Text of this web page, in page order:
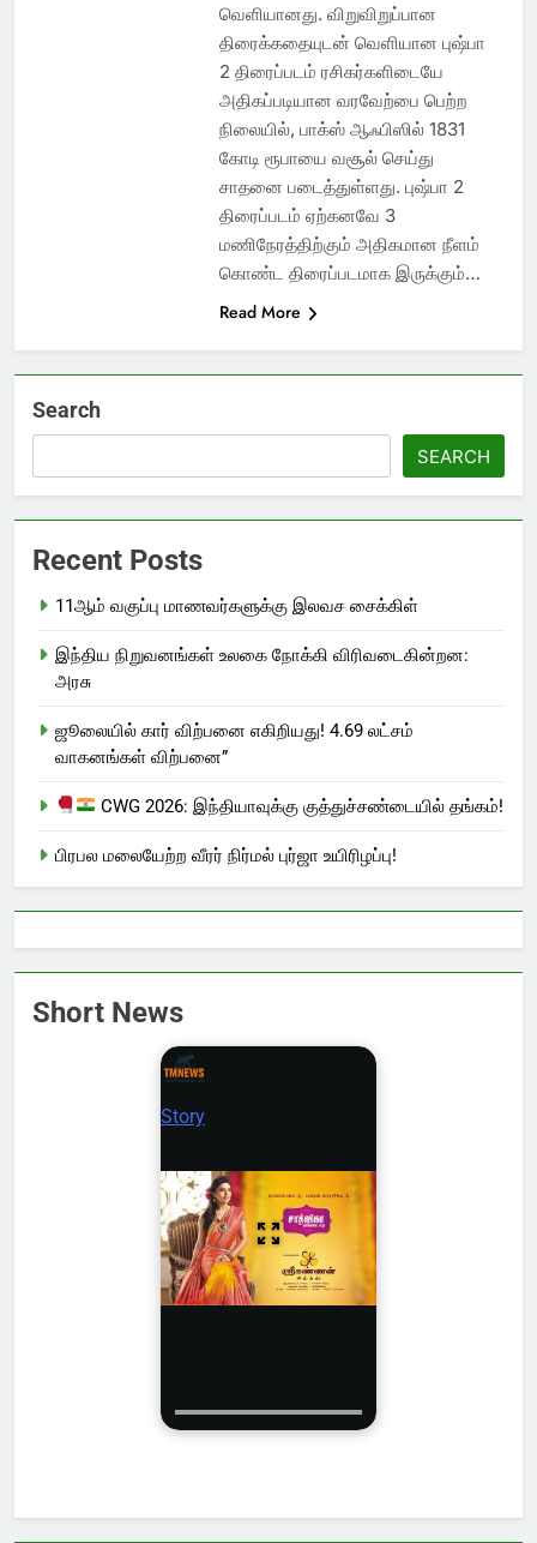
வெளியானது. விறுவிறுப்பான
திரைக்கதையுடன் வெளியான புஷ்பா
2 திரைப்படம் ரசிகர்களிடையே
அதிகப்படியான வரவேற்பை பெற்ற
நிலையில், பாக்ஸ் ஆஃபிஸில் 1831
கோடி ரூபாயை வசூல் செய்து
சாதனை படைத்துள்ளது. புஷ்பா 2
திரைப்படம் ஏற்கனவே 3
மணிநேரத்திற்கும் அதிகமான நீளம்
கொண்ட திரைப்படமாக இருக்கும்…
Read More
Search
SEARCH
Recent Posts
11ஆம் வகுப்பு மாணவர்களுக்கு இலவச சைக்கிள்
இந்திய நிறுவனங்கள் உலகை நோக்கி விரிவடைகின்றன:
அரசு
ஜூலையில் கார் விற்பனை எகிறியது! 4.69 லட்சம்
வாகனங்கள் விற்பனை”
CWG 2026: இந்தியாவுக்கு குத்துச்சண்டையில் தங்கம்!
பிரபல மலையேற்ற வீரர் நிர்மல் புர்ஜா உயிரிழப்பு!
Short News
Story